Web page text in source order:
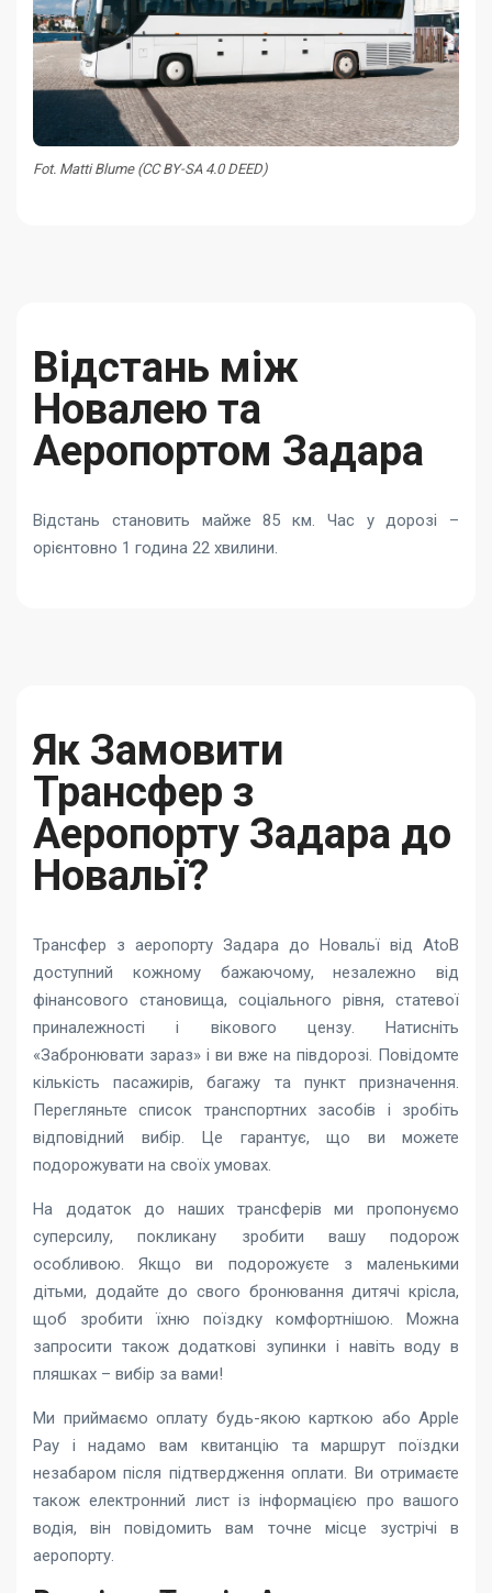
Fot. Matti Blume (CC BY-SA 4.0 DEED)
Відстань між
Новалею та
Аеропортом Задара
Відстань становить майже 85 км. Час у дорозі –
орієнтовно 1 година 22 хвилини.
Як Замовити
Трансфер з
Аеропорту Задара до
Новальї?
Трансфер з аеропорту Задара до Новальї від AtoB
доступний кожному бажаючому, незалежно від
фінансового становища, соціального рівня, статевої
приналежності і вікового цензу. Натисніть
«Забронювати зараз» і ви вже на півдорозі. Повідомте
кількість пасажирів, багажу та пункт призначення.
Перегляньте список транспортних засобів і зробіть
відповідний вибір. Це гарантує, що ви можете
подорожувати на своїх умовах.
На додаток до наших трансферів ми пропонуємо
суперсилу, покликану зробити вашу подорож
особливою. Якщо ви подорожуєте з маленькими
дітьми, додайте до свого бронювання дитячі крісла,
щоб зробити їхню поїздку комфортнішою. Можна
запросити також додаткові зупинки і навіть воду в
пляшках – вибір за вами!
Ми приймаємо оплату будь-якою карткою або Apple
Pay і надамо вам квитанцію та маршрут поїздки
незабаром після підтвердження оплати. Ви отримаєте
також електронний лист із інформацією про вашого
водія, він повідомить вам точне місце зустрічі в
аеропорту.